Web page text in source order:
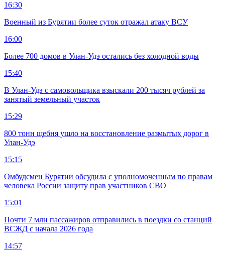
16:30
Военный из Бурятии более суток отражал атаку ВСУ
16:00
Более 700 домов в Улан-Удэ остались без холодной воды
15:40
В Улан-Удэ с самовольщика взыскали 200 тысяч рублей за
занятый земельный участок
15:29
800 тонн щебня ушло на восстановление размытых дорог в
Улан-Удэ
15:15
Омбудсмен Бурятии обсудила с уполномоченным по правам
человека России защиту прав участников СВО
15:01
Почти 7 млн пассажиров отправились в поездки со станций
ВСЖД с начала 2026 года
14:57